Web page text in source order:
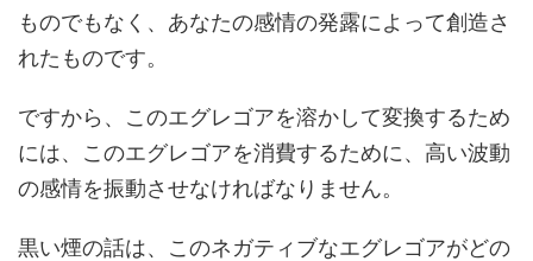
ものでもなく、あなたの感情の発露によって創造さ
れたものです。
ですから、このエグレゴアを溶かして変換するため
には、このエグレゴアを消費するために、高い波動
の感情を振動させなければなりません。
黒い煙の話は、このネガティブなエグレゴアがどの